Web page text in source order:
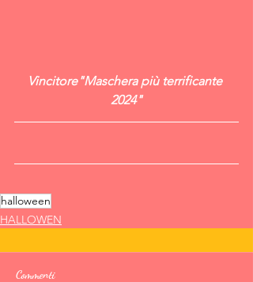
Vincitore"Maschera più terrificante
2024"
halloween
HALLOWEN
Commenti